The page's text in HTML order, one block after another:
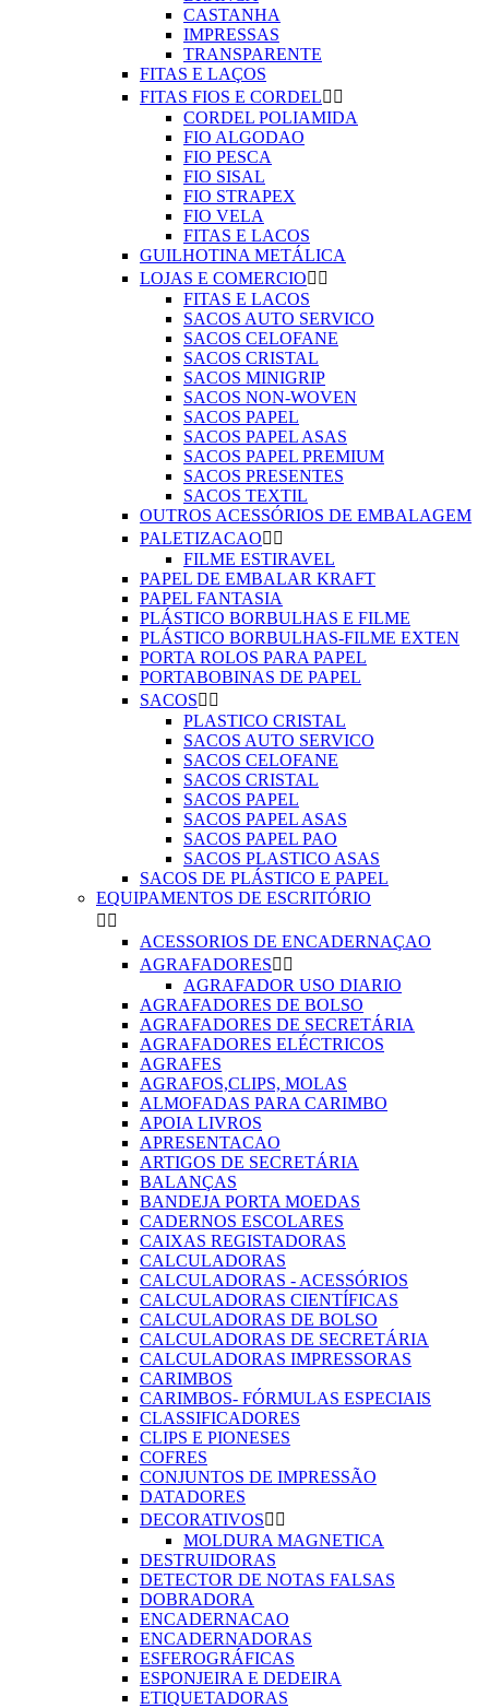
CASTANHA
IMPRESSAS
TRANSPARENTE
FITAS E LAÇOS
FITAS FIOS E CORDEL 
CORDEL POLIAMIDA
FIO ALGODAO
FIO PESCA
FIO SISAL
FIO STRAPEX
FIO VELA
FITAS E LACOS
GUILHOTINA METÁLICA
LOJAS E COMERCIO 
FITAS E LACOS
SACOS AUTO SERVICO
SACOS CELOFANE
SACOS CRISTAL
SACOS MINIGRIP
SACOS NON-WOVEN
SACOS PAPEL
SACOS PAPEL ASAS
SACOS PAPEL PREMIUM
SACOS PRESENTES
SACOS TEXTIL
OUTROS ACESSÓRIOS DE EMBALAGEM
PALETIZACAO 
FILME ESTIRAVEL
PAPEL DE EMBALAR KRAFT
PAPEL FANTASIA
PLÁSTICO BORBULHAS E FILME
PLÁSTICO BORBULHAS-FILME EXTEN
PORTA ROLOS PARA PAPEL
PORTABOBINAS DE PAPEL
SACOS 
PLASTICO CRISTAL
SACOS AUTO SERVICO
SACOS CELOFANE
SACOS CRISTAL
SACOS PAPEL
SACOS PAPEL ASAS
SACOS PAPEL PAO
SACOS PLASTICO ASAS
SACOS DE PLÁSTICO E PAPEL
EQUIPAMENTOS DE ESCRITÓRIO
 
ACESSORIOS DE ENCADERNAÇAO
AGRAFADORES 
AGRAFADOR USO DIARIO
AGRAFADORES DE BOLSO
AGRAFADORES DE SECRETÁRIA
AGRAFADORES ELÉCTRICOS
AGRAFES
AGRAFOS,CLIPS, MOLAS
ALMOFADAS PARA CARIMBO
APOIA LIVROS
APRESENTACAO
ARTIGOS DE SECRETÁRIA
BALANÇAS
BANDEJA PORTA MOEDAS
CADERNOS ESCOLARES
CAIXAS REGISTADORAS
CALCULADORAS
CALCULADORAS - ACESSÓRIOS
CALCULADORAS CIENTÍFICAS
CALCULADORAS DE BOLSO
CALCULADORAS DE SECRETÁRIA
CALCULADORAS IMPRESSORAS
CARIMBOS
CARIMBOS- FÓRMULAS ESPECIAIS
CLASSIFICADORES
CLIPS E PIONESES
COFRES
CONJUNTOS DE IMPRESSÃO
DATADORES
DECORATIVOS 
MOLDURA MAGNETICA
DESTRUIDORAS
DETECTOR DE NOTAS FALSAS
DOBRADORA
ENCADERNACAO
ENCADERNADORAS
ESFEROGRÁFICAS
ESPONJEIRA E DEDEIRA
ETIQUETADORAS